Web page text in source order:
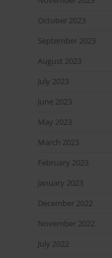
October 2023
September 2023
August 2023
July 2023
June 2023
May 2023
March 2023
February 2023
January 2023
December 2022
November 2022
July 2022